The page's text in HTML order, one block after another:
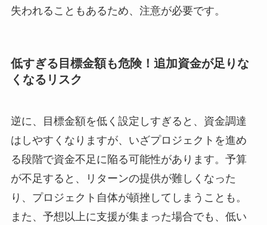
失われることもあるため、注意が必要です。
低すぎる目標金額も危険！追加資金が足りな
くなるリスク
逆に、目標金額を低く設定しすぎると、資金調達
はしやすくなりますが、いざプロジェクトを進め
る段階で資金不足に陥る可能性があります。予算
が不足すると、リターンの提供が難しくなった
り、プロジェクト自体が頓挫してしまうことも。
また、予想以上に支援が集まった場合でも、低い